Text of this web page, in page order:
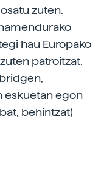
zuten.
hau Europako
patroitzat.
eskuetan egon
behintzat)